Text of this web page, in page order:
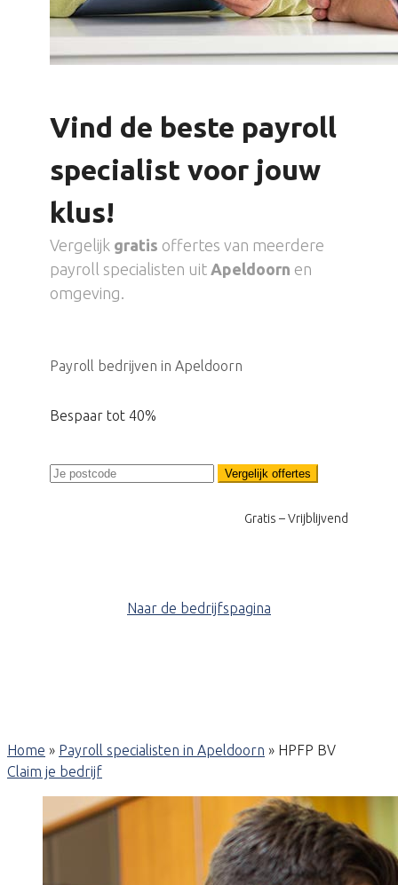
Vind de beste payroll
specialist voor jouw
klus!
Vergelijk gratis offertes van meerdere
payroll specialisten uit Apeldoorn en
omgeving.
Payroll bedrijven in Apeldoorn
Bespaar tot 40%
Vergelijk offertes
Gratis – Vrijblijvend
Naar de bedrijfspagina
Home » Payroll specialisten in Apeldoorn » HPFP BV
Claim je bedrijf